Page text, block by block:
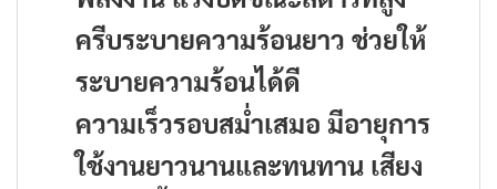
ครีบระบายความร้อนยาว ช่วยให้
ระบายความร้อนได้ดี
ความเร็วรอบสม่ำเสมอ มีอายุการ
ใช้งานยาวนานและทนทาน เสียง